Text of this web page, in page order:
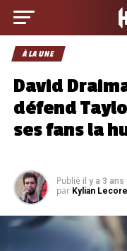
À LA UNE
David
défend
ses fans la
Publié il y a 3 ans
par Kylian Lecore